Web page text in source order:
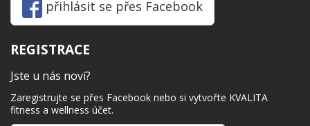
přihlásit se přes Facebook
REGISTRACE
Jste u nás noví?
Zaregistrujte se přes Facebook nebo si vytvořte KVALITA
fitness a wellness účet.